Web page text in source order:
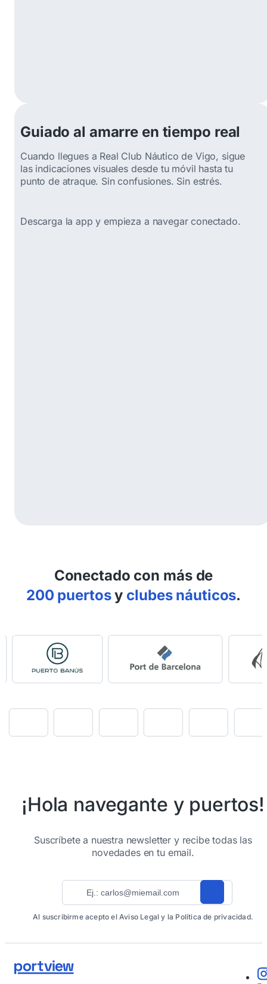
Guiado al amarre en tiempo real
Cuando llegues a Real Club Náutico de Vigo, sigue
las indicaciones visuales desde tu móvil hasta tu
punto de atraque. Sin confusiones. Sin estrés.
Descarga la app y empieza a navegar conectado.
Conectado con más de
200 puertosy clubes náuticos.
¡Hola navegante y puertos!
Suscríbete a nuestra newsletter y recibe todas las
novedades en tu email.
Al suscribirme acepto el Aviso Legal y la Política de privacidad.